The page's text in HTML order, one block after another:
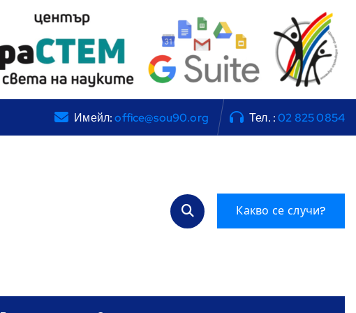
Имейл: office@sou90.org Тел. : 02 825 0854